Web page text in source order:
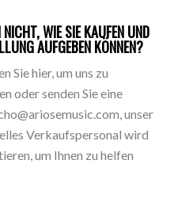
WIE SIE KAUFEN UND
AUFGEBEN KÖNNEN?
Sie hier, um uns zu
oder senden Sie eine
unser
Verkaufspersonal wird
um Ihnen zu helfen